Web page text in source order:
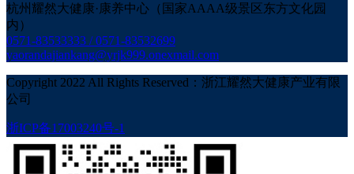
杭州耀然大健康·康养中心（国家AAAA级景区东方文化园
内）
0571-83533333 / 0571-83532699
yaorandajiankang@yrjk999.onexmail.com
Copyright 2022 All Rights Reserved：浙江耀然大健康产业有限
公司
浙ICP备17003240号-1